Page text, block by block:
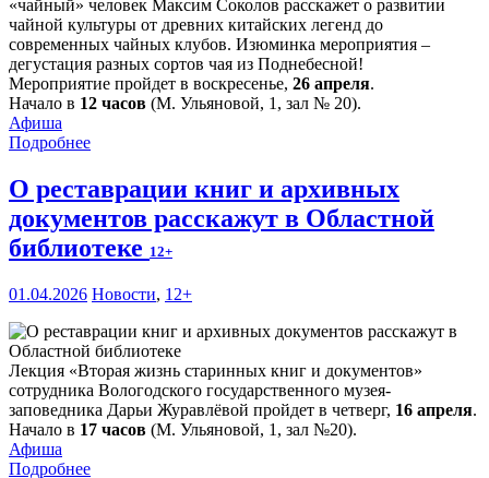
«чайный» человек Максим Соколов расскажет о развитии
чайной культуры от древних китайских легенд до
современных чайных клубов. Изюминка мероприятия –
дегустация разных сортов чая из Поднебесной!
Мероприятие пройдет в воскресенье, 26 апреля.
Начало в 12 часов (М. Ульяновой, 1, зал № 20).
Афиша
Подробнее
О реставрации книг и архивных
документов расскажут в Областной
библиотеке 12+
01.04.2026 Новости, 12+
Лекция «Вторая жизнь старинных книг и документов»
сотрудника Вологодского государственного музея-
заповедника Дарьи Журавлёвой пройдет в четверг, 16 апреля.
Начало в 17 часов (М. Ульяновой, 1, зал №20).
Афиша
Подробнее